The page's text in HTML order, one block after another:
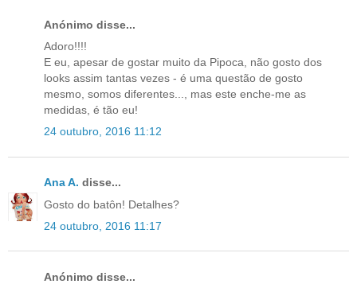
Anónimo disse...
Adoro!!!!
E eu, apesar de gostar muito da Pipoca, não gosto dos
looks assim tantas vezes - é uma questão de gosto
mesmo, somos diferentes..., mas este enche-me as
medidas, é tão eu!
24 outubro, 2016 11:12
Ana A. disse...
Gosto do batôn! Detalhes?
24 outubro, 2016 11:17
Anónimo disse...